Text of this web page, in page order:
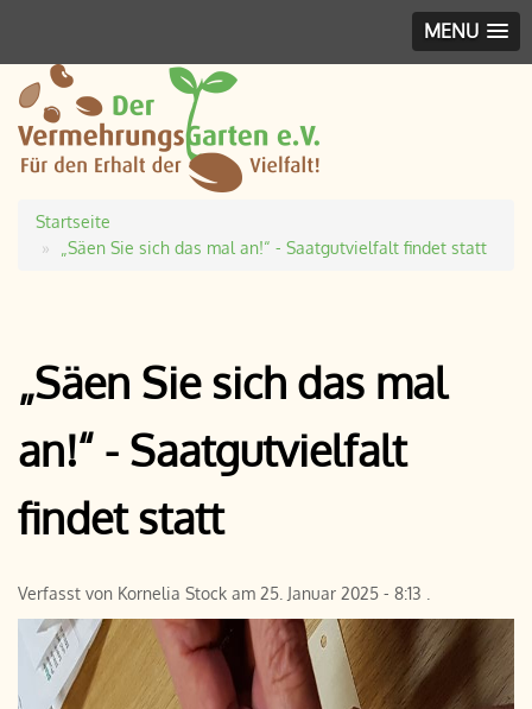
MENU
Pfadnavigation
Startseite
„Säen Sie sich das mal an!“ - Saatgutvielfalt findet statt
„Säen Sie sich das mal
an!“ - Saatgutvielfalt
findet statt
Verfasst von Kornelia Stock am 25. Januar 2025 - 8:13